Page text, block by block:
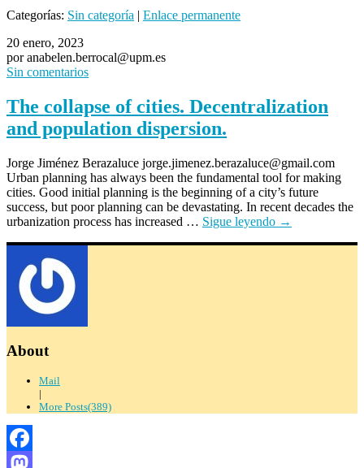
Compartir
Categorías: Sin categoría | Enlace permanente
20 enero, 2023
por anabelen.berrocal@upm.es
Sin comentarios
The collapse of cities. Decentralization
and population dispersion.
Jorge Jiménez Berazaluce jorge.jimenez.berazaluce@gmail.com
Urban planning has always been the fundamental tool for making
cities. Good initial planning is the beginning of a city’s future
success, but poor planning can be devastating. In recent decades the
urbanization process has increased … Sigue leyendo →
About
Mail
|
More Posts(389)
Facebook